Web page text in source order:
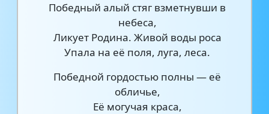
Победный алый стяг взметнувши в
небеса,
Ликует Родина. Живой воды роса
Упала на её поля, луга, леса.
Победной гордостью полны — её
обличье,
Её могучая краса,